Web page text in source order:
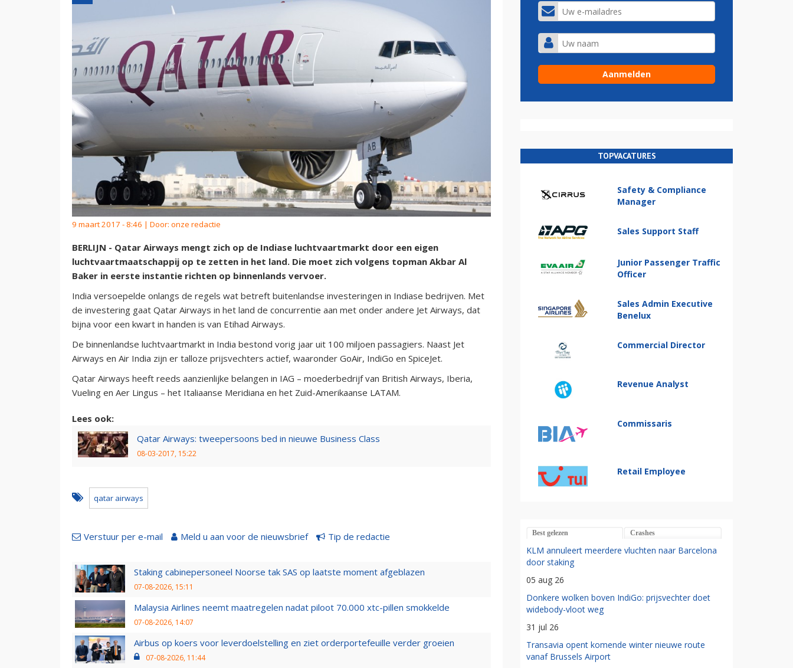
9 maart 2017 - 8:46 | Door: onze redactie
BERLIJN - Qatar Airways mengt zich op de Indiase luchtvaartmarkt door een eigen
luchtvaartmaatschappij op te zetten in het land. Die moet zich volgens topman Akbar Al
Baker in eerste instantie richten op binnenlands vervoer.
India versoepelde onlangs de regels wat betreft buitenlandse investeringen in Indiase bedrijven. Met
de investering gaat Qatar Airways in het land de concurrentie aan met onder andere Jet Airways, dat
bijna voor een kwart in handen is van Etihad Airways.
De binnenlandse luchtvaartmarkt in India bestond vorig jaar uit 100 miljoen passagiers. Naast Jet
Airways en Air India zijn er talloze prijsvechters actief, waaronder GoAir, IndiGo en SpiceJet.
Qatar Airways heeft reeds aanzienlijke belangen in IAG – moederbedrijf van British Airways, Iberia,
Vueling en Aer Lingus – het Italiaanse Meridiana en het Zuid-Amerikaanse LATAM.
Lees ook:
Qatar Airways: tweepersoons bed in nieuwe Business Class
08-03-2017, 15:22
qatar airways
Verstuur per e-mail Meld u aan voor de nieuwsbrief Tip de redactie
Staking cabinepersoneel Noorse tak SAS op laatste moment afgeblazen
07-08-2026, 15:11
Malaysia Airlines neemt maatregelen nadat piloot 70.000 xtc-pillen smokkelde
07-08-2026, 14:07
Airbus op koers voor leverdoelstelling en ziet orderportefeuille verder groeien
07-08-2026, 11:44
TOPVACATURES
Safety & Compliance
Manager
Sales Support Staff
Junior Passenger Traffic
Officer
Sales Admin Executive
Benelux
Commercial Director
Revenue Analyst
Commissaris
Retail Employee
Best gelezen Crashes
KLM annuleert meerdere vluchten naar Barcelona
door staking
05 aug 26
Donkere wolken boven IndiGo: prijsvechter doet
widebody-vloot weg
31 jul 26
Transavia opent komende winter nieuwe route
vanaf Brussels Airport